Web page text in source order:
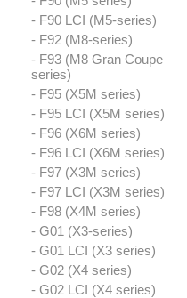
- F90 LCI (M5-series)
- F92 (M8-series)
- F93 (M8 Gran Coupe
series)
- F95 (X5M series)
- F95 LCI (X5M series)
- F96 (X6M series)
- F96 LCI (X6M series)
- F97 (X3M series)
- F97 LCI (X3M series)
- F98 (X4M series)
- G01 (X3-series)
- G01 LCI (X3 series)
- G02 (X4 series)
- G02 LCI (X4 series)